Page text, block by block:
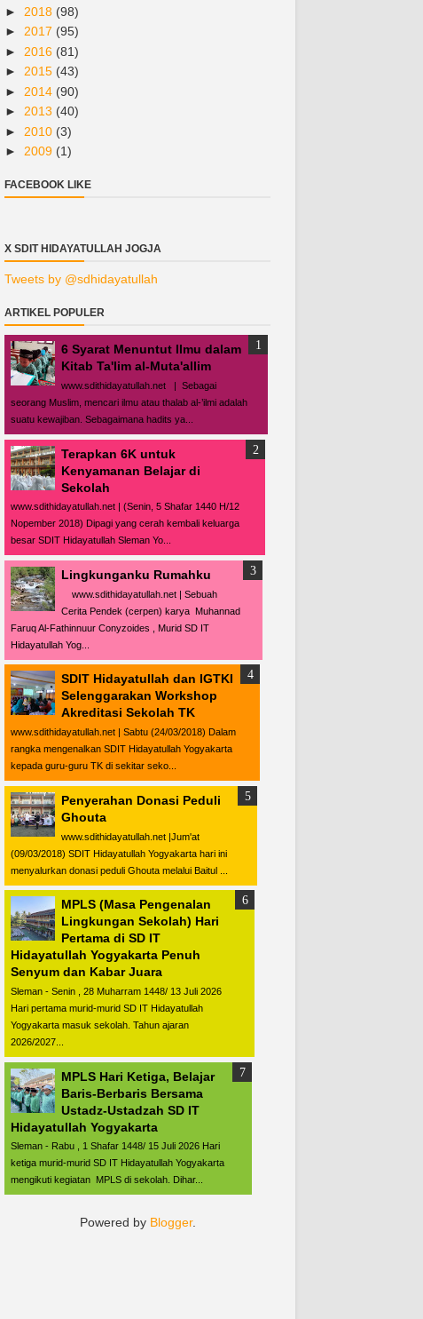
► 2018 (98)
► 2017 (95)
► 2016 (81)
► 2015 (43)
► 2014 (90)
► 2013 (40)
► 2010 (3)
► 2009 (1)
FACEBOOK LIKE
X SDIT HIDAYATULLAH JOGJA
Tweets by @sdhidayatullah
ARTIKEL POPULER
6 Syarat Menuntut Ilmu dalam
Kitab Ta'lim al-Muta'allim
www.sdithidayatullah.net | Sebagai
seorang Muslim, mencari ilmu atau thalab al-’ilmi adalah
suatu kewajiban. Sebagaimana hadits ya...
Terapkan 6K untuk
Kenyamanan Belajar di
Sekolah
www.sdithidayatullah.net | (Senin, 5 Shafar 1440 H/12
Nopember 2018) Dipagi yang cerah kembali keluarga
besar SDIT Hidayatullah Sleman Yo...
Lingkunganku Rumahku
www.sdithidayatullah.net | Sebuah
Cerita Pendek (cerpen) karya Muhannad
Faruq Al-Fathinnuur Conyzoides , Murid SD IT
Hidayatullah Yog...
SDIT Hidayatullah dan IGTKI
Selenggarakan Workshop
Akreditasi Sekolah TK
www.sdithidayatullah.net | Sabtu (24/03/2018) Dalam
rangka mengenalkan SDIT Hidayatullah Yogyakarta
kepada guru-guru TK di sekitar seko...
Penyerahan Donasi Peduli
Ghouta
www.sdithidayatullah.net |Jum'at
(09/03/2018) SDIT Hidayatullah Yogyakarta hari ini
menyalurkan donasi peduli Ghouta melalui Baitul ...
MPLS (Masa Pengenalan
Lingkungan Sekolah) Hari
Pertama di SD IT
Hidayatullah Yogyakarta Penuh
Senyum dan Kabar Juara
Sleman - Senin , 28 Muharram 1448/ 13 Juli 2026
Hari pertama murid-murid SD IT Hidayatullah
Yogyakarta masuk sekolah. Tahun ajaran
2026/2027...
MPLS Hari Ketiga, Belajar
Baris-Berbaris Bersama
Ustadz-Ustadzah SD IT
Hidayatullah Yogyakarta
Sleman - Rabu , 1 Shafar 1448/ 15 Juli 2026 Hari
ketiga murid-murid SD IT Hidayatullah Yogyakarta
mengikuti kegiatan MPLS di sekolah. Dihar...
Powered by Blogger.